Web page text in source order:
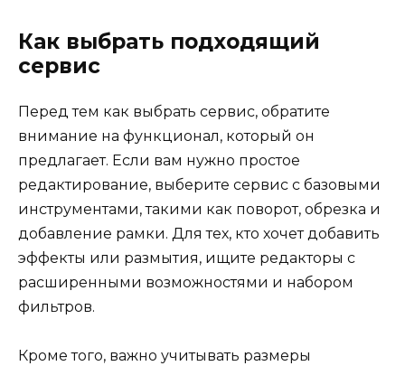
Как выбрать подходящий
сервис
Перед тем как выбрать сервис, обратите
внимание на функционал, который он
предлагает. Если вам нужно простое
редактирование, выберите сервис с базовыми
инструментами, такими как поворот, обрезка и
добавление рамки. Для тех, кто хочет добавить
эффекты или размытия, ищите редакторы с
расширенными возможностями и набором
фильтров.
Кроме того, важно учитывать размеры